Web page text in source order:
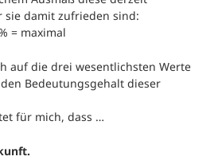
sie damit zufrieden sind:
= maximal
auf die drei wesentlichsten Werte
Bedeutungsgehalt dieser
für mich, dass …